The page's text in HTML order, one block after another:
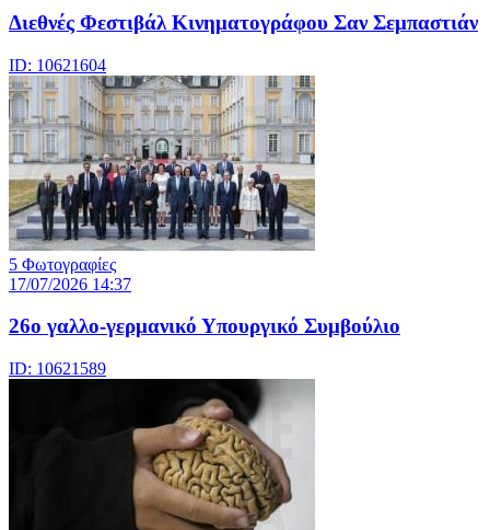
Διεθνές Φεστιβάλ Κινηματογράφου Σαν Σεμπαστιάν
ID: 10621604
5 Φωτογραφίες
17/07/2026 14:37
26ο γαλλο-γερμανικό Υπουργικό Συμβούλιο
ID: 10621589